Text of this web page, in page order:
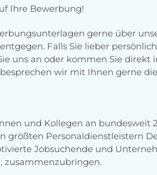
Ihre Bewerbung!
gerne über
Falls Sie lieber
uns an oder kommen Sie direkt
besprechen wir mit Ihnen gerne
und Kollegen an bundesweit
größten Personaldienstleistern
Jobsuchende und
zusammenzubringen.